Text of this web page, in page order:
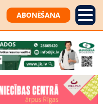
ABONĒŠANA